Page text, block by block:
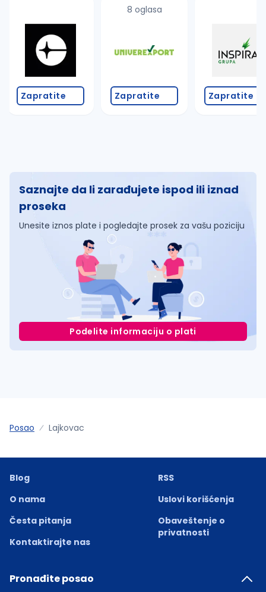
Zapratite
8 oglasa
Zapratite Zapratite
Saznajte da li zarađujete ispod ili iznad
proseka
Unesite iznos plate i pogledajte prosek za vašu poziciju
Podelite informaciju o plati
Posao Lajkovac
Blog
O nama
Česta pitanja
Kontaktirajte nas
RSS
Uslovi korišćenja
Obaveštenje o
privatnosti
Pronađite posao